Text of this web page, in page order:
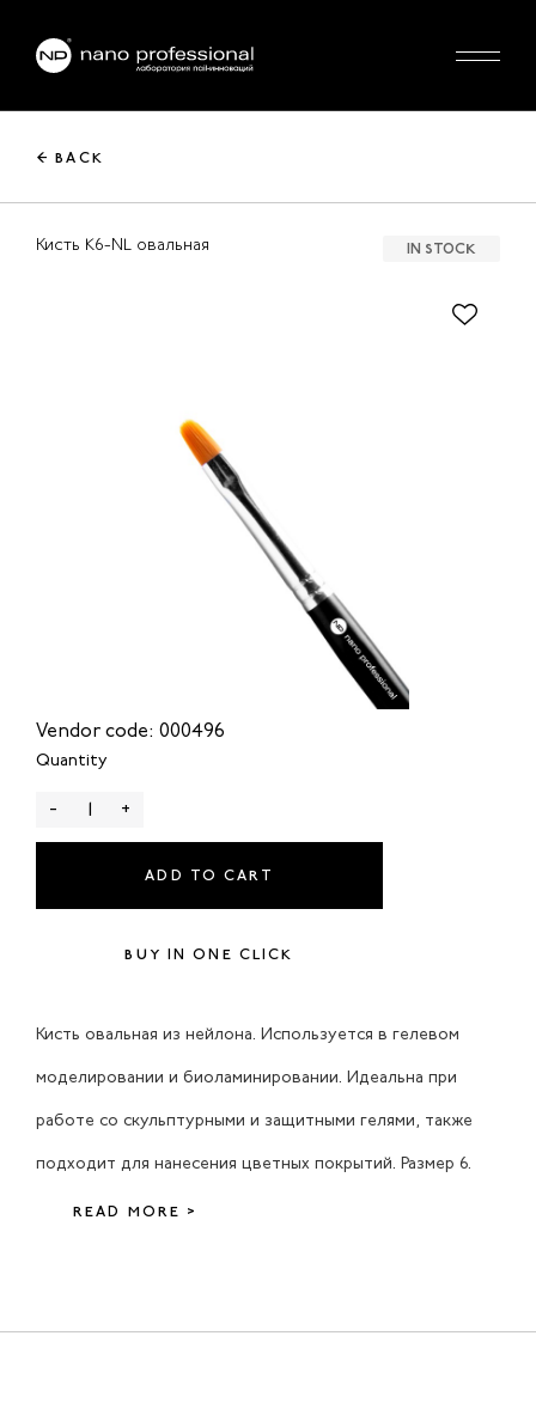
← BACK
Кисть K6-NL овальная IN STOCK
Vendor code: 000496
Quantity
- +
ADD TO CART
BUY IN ONE CLICK
Кисть овальная из нейлона. Используется в гелевом
моделировании и биоламинировании. Идеальна при
работе со скульптурными и защитными гелями, также
подходит для нанесения цветных покрытий. Размер 6.
READ MORE >